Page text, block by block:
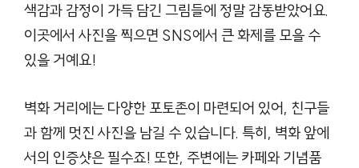
색감과 감정이 가득 담긴 그림들에 정말 감동받았어요.
이곳에서 사진을 찍으면 SNS에서 큰 화제를 모을 수
있을 거예요!
벽화 거리에는 다양한 포토존이 마련되어 있어, 친구들
과 함께 멋진 사진을 남길 수 있습니다. 특히, 벽화 앞에
서의 인증샷은 필수죠! 또한, 주변에는 카페와 기념품